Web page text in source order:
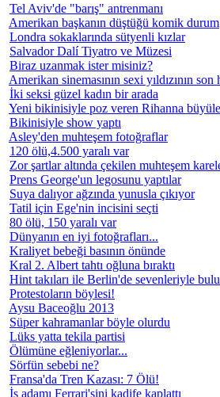
Tel Aviv'de "barış" antrenmanı
Amerikan başkanın düştüğü komik durum
Londra sokaklarında sütyenli kızlar
Salvador Dalí Tiyatro ve Müzesi
Biraz uzanmak ister misiniz?
Amerikan sinemasının sexi yıldızının son
İki seksi güzel kadın bir arada
Yeni bikinisiyle poz veren Rihanna
Bikinisiyle show yaptı
Asley'den muhteşem fotoğraflar
120 ölü,4.500 yaralı var
Zor şartlar altında çekilen muhteşem
Prens George'un legosunu yaptılar
Suya dalıyor ağzında yunusla çıkıyor
Tatil için Ege'nin incisini seçti
80 ölü, 150 yaralı var
Dünyanın en iyi fotoğrafları...
Kraliyet bebeği basının önünde
Kral 2. Albert tahtı oğluna bıraktı
Hint takıları ile Berlin'de sevenleriyle
Protestoların böylesi!
Aysu Baceoğlu 2013
Süper kahramanlar böyle olurdu
Lüks yatta tekila partisi
Ölümüne eğleniyorlar...
Sörfün sebebi ne?
Fransa'da Tren Kazası: 7 Ölü!
İş adamı Ferrari'sini kadife kaplattı